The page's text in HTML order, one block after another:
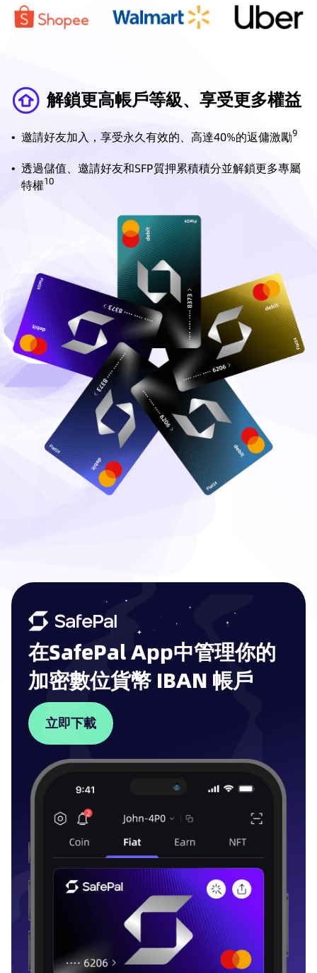
解鎖更高帳戶等級、享受更多權益
• 邀請好友加入，享受永久有效的、高達40%的返傭激勵9
• 透過儲值、邀請好友和SFP質押累積積分並解鎖更多專屬
特權10
在SafePal App中管理你的
加密數位貨幣 IBAN 帳戶
立即下載